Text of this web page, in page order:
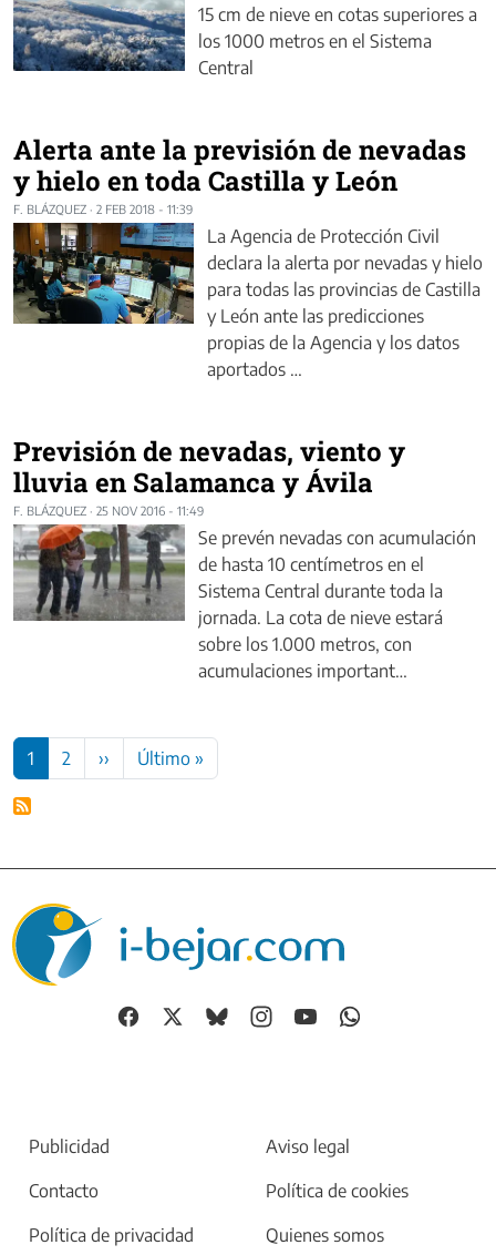
15 cm de nieve en cotas superiores a
los 1000 metros en el Sistema
Central
Alerta ante la previsión de nevadas
y hielo en toda Castilla y León
F. BLÁZQUEZ · 2 FEB 2018 - 11:39
La Agencia de Protección Civil
declara la alerta por nevadas y hielo
para todas las provincias de Castilla
y León ante las predicciones
propias de la Agencia y los datos
aportados …
Previsión de nevadas, viento y
lluvia en Salamanca y Ávila
F. BLÁZQUEZ · 25 NOV 2016 - 11:49
Se prevén nevadas con acumulación
de hasta 10 centímetros en el
Sistema Central durante toda la
jornada. La cota de nieve estará
sobre los 1.000 metros, con
acumulaciones important…
Paginación
1 2 ›› Siguiente página
Último »
Publicidad
Aviso legal
Contacto
Política de cookies
Política de privacidad
Quienes somos